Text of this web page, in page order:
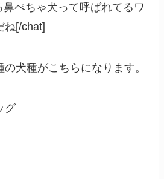
鼻ぺちゃ犬って呼ばれてるワ
ね[/chat]
犬種がこちらになります。
グ